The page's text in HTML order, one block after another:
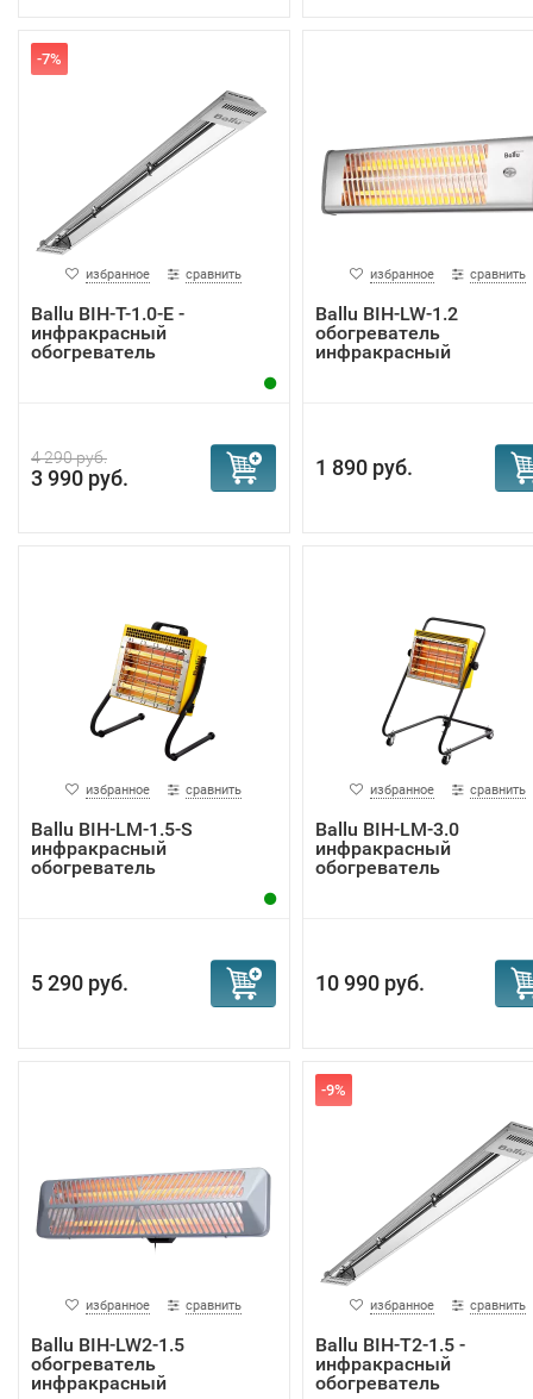
-7%
избранное сравнить
Ballu BIH-T-1.0-E -
инфракрасный
обогреватель
4 290 руб.
3 990 руб.
избранное сравнить
Ballu BIH-LW-1.2
обогреватель
инфракрасный
1 890 руб.
избранное сравнить
Ballu BIH-LM-1.5-S
инфракрасный
обогреватель
5 290 руб.
избранное сравнить
Ballu BIH-LM-3.0
инфракрасный
обогреватель
10 990 руб.
избранное сравнить
Ballu BIH-LW2-1.5
обогреватель
инфракрасный
-9%
избранное сравнить
Ballu BIH-T2-1.5 -
инфракрасный
обогреватель